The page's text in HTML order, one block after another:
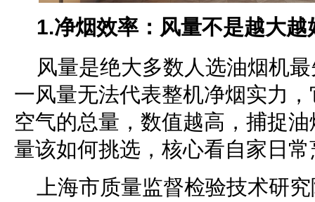
1.净烟效率 ：风量不是越大越
风量是绝大多数人选油烟机
一风量无法代表整机净烟实力
空气的总量，数值越高，捕捉
量该如何挑选，核心看自家日
上海市质量监督检验技术研